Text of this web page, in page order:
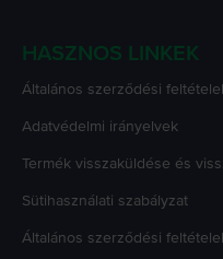
HASZNOS LINKEK
Általános szerződési
Adatvédelmi irányelvek
Termék visszaküldése és
Sütihasználati szabályzat
Általános szerződési